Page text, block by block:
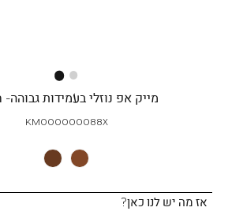
מייק אפ נוזלי בעמידות
KM000000088X
אז מה יש לנו כאן?